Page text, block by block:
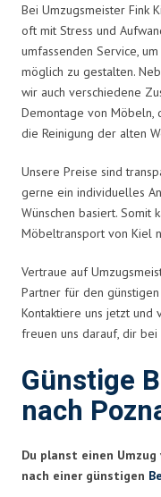
Bei Umzugsmeister Fink
oft mit Stress und
umfassenden Service,
möglich zu gestalten.
wir auch verschiedene
Demontage von Möbeln,
die Reinigung der alten
Unsere Preise sind
gerne ein individuelles
Wünschen basiert. Somit
Möbeltransport von Kiel
Vertraue auf
Partner für den
Kontaktiere uns jetzt und
freuen uns darauf, dir
Günstige
nach
Du planst einen
nach einer günstigen